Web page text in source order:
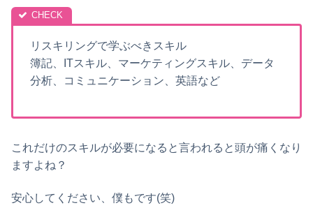
リスキリングで学ぶべきスキル
簿記、ITスキル、マーケティングスキル、データ
分析、コミュニケーション、英語など
これだけのスキルが必要になると言われると頭が痛くなり
ますよね？
安心してください、僕もです(笑)